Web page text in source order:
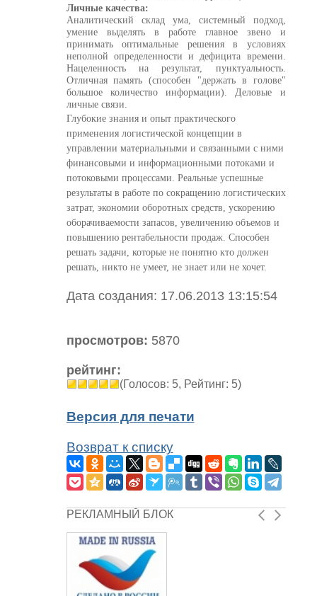
Личные качества:
Аналитический склад ума, системный подход,
умение выделять в работе главное звено и
принимать оптимальные решения в условиях
неполной определенности и дефицита времени.
Нацеленность на результат, пунктуальность.
Отличная память (способен "держать в голове"
большое количество информации). Деловые и
личные связи.
Глубокие знания и опыт практического
применения логистической концепции в
управлении материальными и связанными с ними
финансовыми и информационными потоками и
потоковыми процессами. Реальные успешные
результаты в работе по сокращению логистических
затрат, экономии оборотных средств, ускорению
оборачиваемости запасов, увеличению объемов и
повышению рентабельности продаж. Способен
решать задачи, которые не понятно кто должен
решать, никто не умеет, не знает или не хочет.
Дата создания: 17.06.2013 13:15:54
просмотров: 5870
рейтинг:
(Голосов: 5, Рейтинг: 5)
Версия для печати
Возврат к списку
РЕКЛАМНЫЙ БЛОК